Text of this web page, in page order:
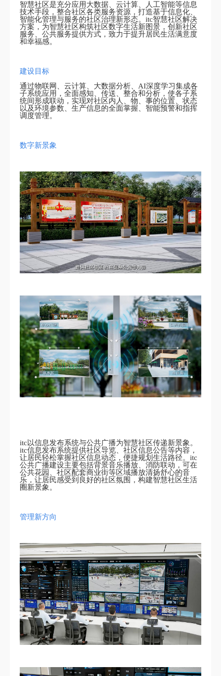
智慧社区是充分应用大数据、云计算、人工智能等信息
技术手段，整合社区各类服务资源，打造基于信息化、
智能化管理与服务的社区治理新形态。itc智慧社区解决
方案，为智慧社区构筑社区数字生活新图景，创新社区
服务、公共服务提供方式，致力于提升居民生活满意度
和幸福感。
建设目标
通过物联网、云计算、大数据分析、AI深度学习集成各
子系统应用，全面感知、传送、整合和分析，使各子系
统间形成联动，实现对社区内人、物、事的位置、状态
以及环境参数、生产信息的全面掌握、智能预警和指挥
调度管理。
数字新景象
itc以信息发布系统与公共广播为智慧社区传递新景象。
itc信息发布系统提供社区导览、社区信息公告等内容，
让居民轻松掌握社区信息动态，便捷规划生活路径。itc
公共广播建设主要包括背景音乐播放、消防联动，可在
公共花园、社区配套商业街等区域播放清扬舒心的音
乐，让居民感受到良好的社区氛围，构建智慧社区生活
圈新景象。
管理新方向